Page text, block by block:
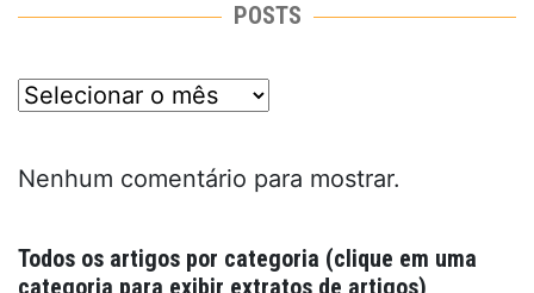
POSTS
posts
Nenhum comentário para mostrar.
Todos os artigos por categoria (clique em uma